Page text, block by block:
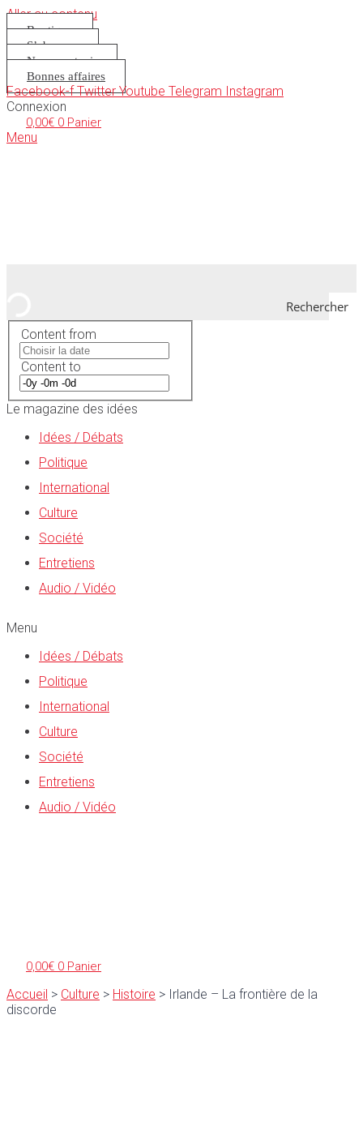
Aller au contenu
Boutique
S’abonner
Nous soutenir
Bonnes affaires
Facebook-f Twitter Youtube Telegram Instagram
Connexion
0,00€ 0 Panier
Menu
Rechercher
Content from
Content to
Le magazine des idées
Idées / Débats
Politique
International
Culture
Société
Entretiens
Audio / Vidéo
Menu
Idées / Débats
Politique
International
Culture
Société
Entretiens
Audio / Vidéo
0,00€ 0 Panier
Accueil > Culture > Histoire > Irlande – La frontière de la
discorde